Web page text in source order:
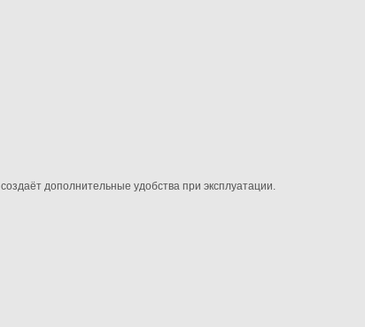
дополнительные удобства при эксплуатации.